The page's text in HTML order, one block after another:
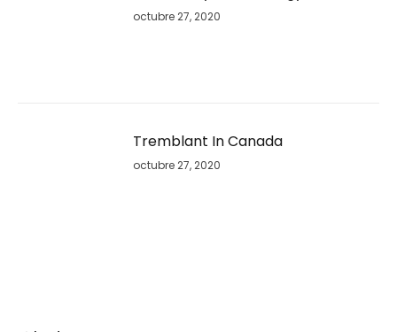
octubre 27, 2020
Tremblant In Canada
octubre 27, 2020